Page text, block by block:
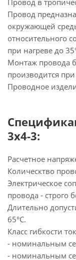
Провод в
Провод
окружающей
относительного
при нагреве до
Монтаж провода
производится
Проводное
3х4-3:
Расчетное
Колическтво
Электрическое
провода - строго
Длительно
65°С.
Класс гибкости
- номинальным
- номинальным